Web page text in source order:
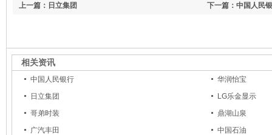
下一篇：中国人民
上一篇：日立集团
相关资讯
中国人民银行
华润怡宝
日立集团
LG乐金显示
哥弟时装
鼎湖山泉
广汽丰田
中国石油